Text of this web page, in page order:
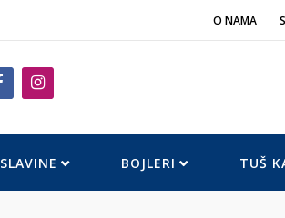
O NAMA
SLAVINE BOJLERI TUŠ